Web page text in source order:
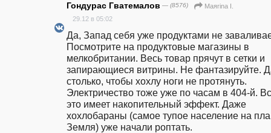
Гондурас Гватемалов — (8576)
Маяrina I.
29.12 в 05:02
Да, Запад себя уже продуктами не
Посмотрите на продуктовые магазины в
мелкобритании. Весь товар прячут в сетки и
запирающиеся витрины. Не фантазируйте.
столько, чтобы хохлу ноги не протянуть.
Электричество тоже уже по часам в 404-й.
это имеет накопительный эффект. Даже
хохлобараны (самое тупое население на
Земля) уже начали роптать.